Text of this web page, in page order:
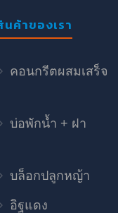
นค้าของเรา
คอนกรีตผสมเสร็จ
บ่อพักน้ำ + ฝา
บล็อกปลูกหญ้า
อิฐแดง